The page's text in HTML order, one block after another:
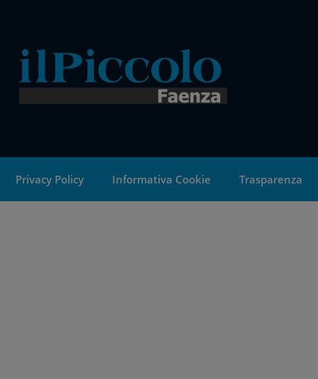
Privacy Policy Informativa Cookie Trasparenza